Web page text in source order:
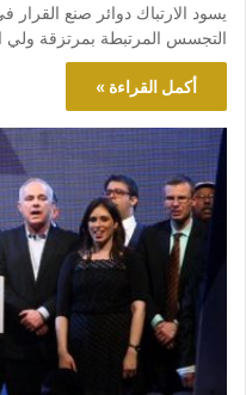
يسود الارتباك دوائر صنع
التجسس المرتبطة بمرتزقة
أكمل القراءة »